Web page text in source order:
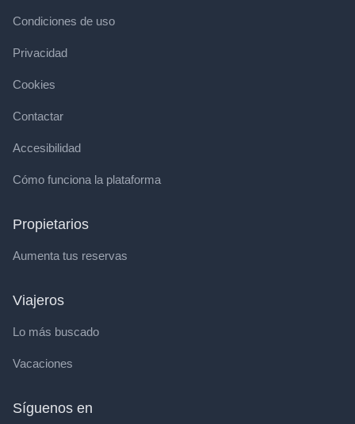
Condiciones de uso
Privacidad
Cookies
Contactar
Accesibilidad
Cómo funciona la plataforma
Propietarios
Aumenta tus reservas
Viajeros
Lo más buscado
Vacaciones
Síguenos en